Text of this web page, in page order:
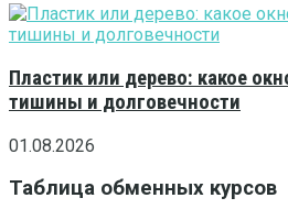
Пластик или дерево: какое
тишины и долговечности
01.08.2026
Таблица обменных курсов